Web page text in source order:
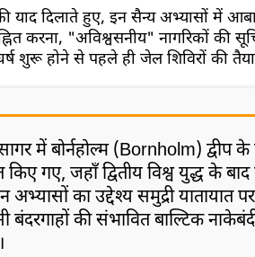
याद दिलाते हुए, इन सैन्य अभ्यासों में
करना, "अविश्वसनीय" नागरिकों की
शुरू होने से पहले ही जेल शिविरों की
में बोर्नहोल्म (Bornholm) द्वीप
गए, जहाँ द्वितीय विश्व युद्ध के बाद
अभ्यासों का उद्देश्य समुद्री यातायात
बंदरगाहों की संभावित बाल्टिक